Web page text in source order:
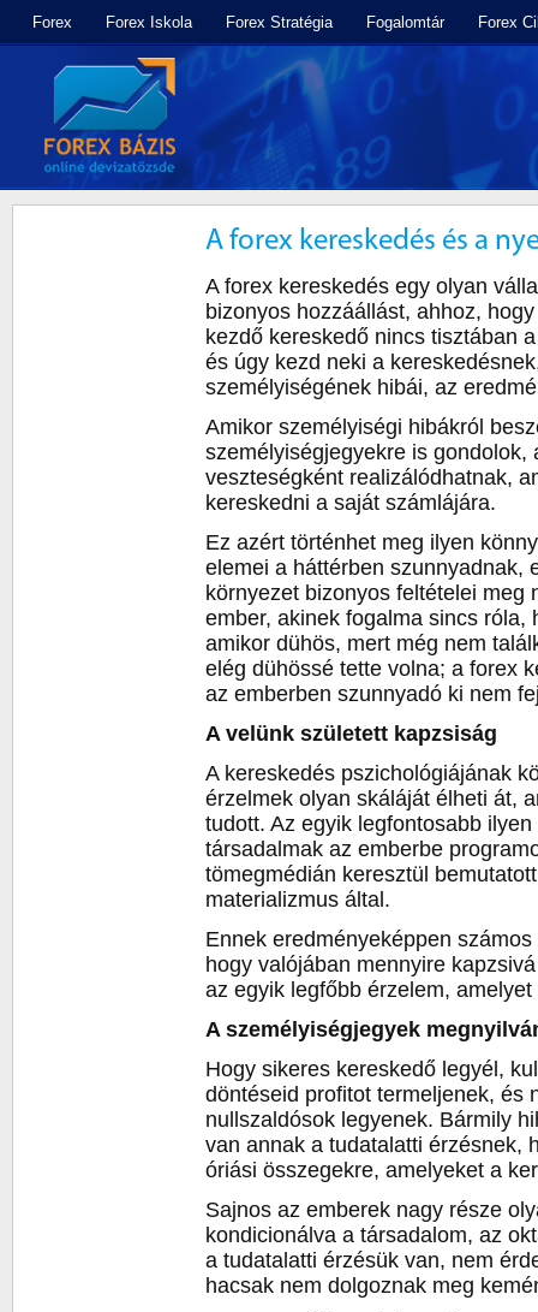
Forex Forex Iskola Forex Stratégia Fogalomtár Forex
A forex kereskedés és a
A forex kereskedés egy olyan
bizonyos hozzáállást, ahhoz,
kezdő kereskedő nincs tisztában
és úgy kezd neki a
személyiségének hibái, az
Amikor személyiségi hibákról
személyiségjegyekre is gondolok,
veszteségként realizálódhatnak,
kereskedni a saját számlájára.
Ez azért történhet meg ilyen
elemei a háttérben szunnyadnak,
környezet bizonyos feltételei meg
ember, akinek fogalma sincs róla,
amikor dühös, mert még nem
elég dühössé tette volna; a forex
az emberben szunnyadó ki nem
A velünk született kapzsiság
A kereskedés pszichológiájának
érzelmek olyan skáláját élheti át,
tudott. Az egyik legfontosabb
társadalmak az emberbe
tömegmédián keresztül
materializmus által.
Ennek eredményeképpen
hogy valójában mennyire
az egyik legfőbb érzelem,
A személyiségjegyek
Hogy sikeres kereskedő legyél,
döntéseid profitot termeljenek, és
nullszaldósok legyenek. Bármily
van annak a tudatalatti érzésnek,
óriási összegekre, amelyeket a
Sajnos az emberek nagy része
kondicionálva a társadalom, az
a tudatalatti érzésük van, nem
hacsak nem dolgoznak meg